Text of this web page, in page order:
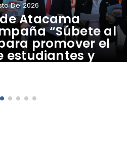
Atacama
“Súbete al
promover el
estudiantes y
transporte
De 2026